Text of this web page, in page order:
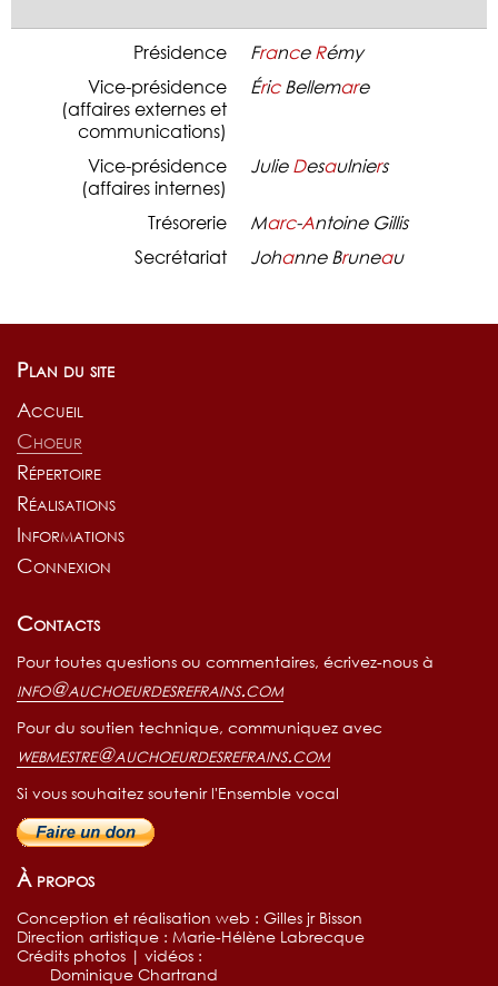
Présidence France Rémy
Vice-présidence
(affaires externes et
communications)
ÉricBellemare
Vice-présidence
(affaires internes)
Julie Desaulniers
Trésorerie Marc-Antoine Gillis
Secrétariat
Johanne Bruneau
Plan du site
Accueil
Choeur
Répertoire
Réalisations
Informations
Connexion
Contacts
Pour toutes questions ou commentaires, écrivez-nous à
info@auchoeurdesrefrains.com
Pour du soutien technique, communiquez avec
webmestre@auchoeurdesrefrains.com
Si vous souhaitez soutenir l'Ensemble vocal
À propos
Conception et réalisation web : Gilles jr Bisson
Direction artistique : Marie-Hélène Labrecque
Crédits photos | vidéos :
Dominique Chartrand